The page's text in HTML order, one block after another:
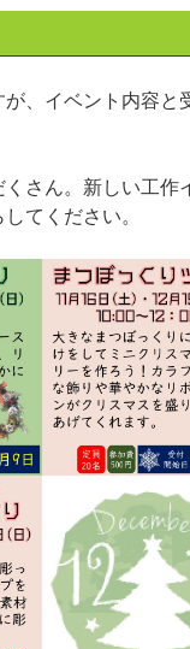
、イベント内容と
さん。新しい工作
てください。